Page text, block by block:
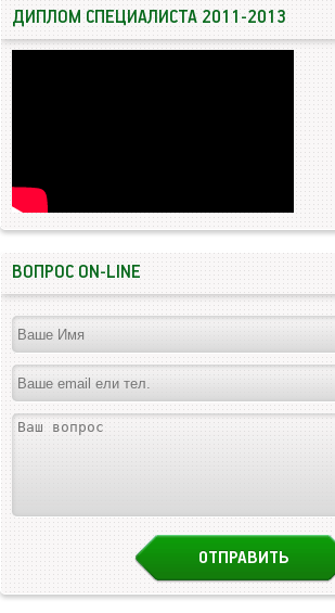
ДИПЛОМ СПЕЦИАЛИСТА 2011-2013
ВОПРОС ON-LINE